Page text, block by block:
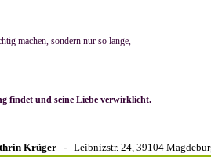
machen, sondern nur so lange,
findet und seine Liebe verwirklicht.
Krüger - Leibnizstr. 24, 39104